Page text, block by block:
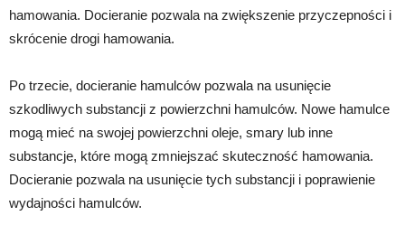
hamowania. Docieranie pozwala na zwiększenie przyczepności i
skrócenie drogi hamowania.
Po trzecie, docieranie hamulców pozwala na usunięcie
szkodliwych substancji z powierzchni hamulców. Nowe hamulce
mogą mieć na swojej powierzchni oleje, smary lub inne
substancje, które mogą zmniejszać skuteczność hamowania.
Docieranie pozwala na usunięcie tych substancji i poprawienie
wydajności hamulców.